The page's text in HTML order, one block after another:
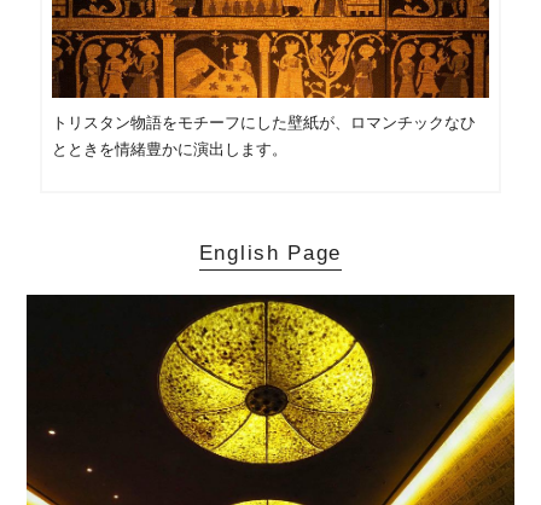
トリスタン物語をモチーフにした壁紙が、ロマンチックなひ
とときを情緒豊かに演出します。
English Page